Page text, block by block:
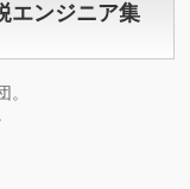
エンジニア集
。